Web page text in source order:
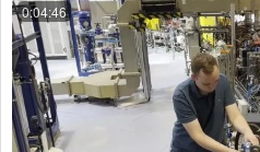
0:04:46